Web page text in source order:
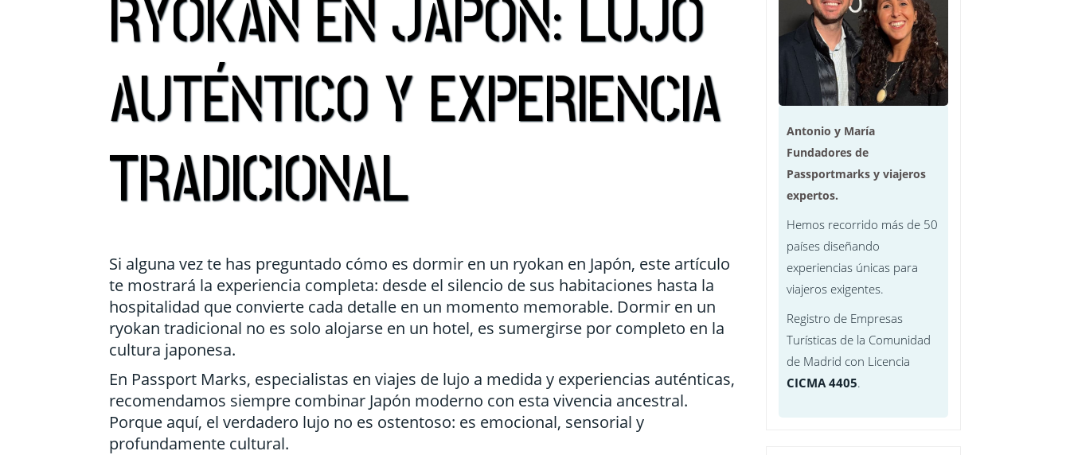
Madagascar
Mauricio
Seychelles
Sudáfrica
Uganda
Zimbabwe
Colombia
Costa Rica
Estados Unidos
Guatemala
Panama
Perú
España
Finlandia
Grecia
Hungría
Portugal
Reino Unido
Turquía
China
Doha
Filipinas
Indonesia
Malasia
Maldivas
Nepal
Singapur
RYOKAN EN JAPÓN: LUJO
AUTÉNTICO Y EXPERIENCIA
TRADICIONAL
Si alguna vez te has preguntado cómo es dormir en un ryokan en Japón, este artículo
te mostrará la experiencia completa: desde el silencio de sus habitaciones hasta la
hospitalidad que convierte cada detalle en un momento memorable. Dormir en un
ryokan tradicional no es solo alojarse en un hotel, es sumergirse por completo en la
cultura japonesa.
En Passport Marks, especialistas en viajes de lujo a medida y experiencias auténticas,
recomendamos siempre combinar Japón moderno con esta vivencia ancestral.
Porque aquí, el verdadero lujo no es ostentoso: es emocional, sensorial y
profundamente cultural.
Antonio y María
Fundadores de
Passportmarks y viajeros
expertos.
Hemos recorrido más de 50
países diseñando
experiencias únicas para
viajeros exigentes.
Registro de Empresas
Turísticas de la Comunidad
de Madrid con Licencia
CICMA 4405.